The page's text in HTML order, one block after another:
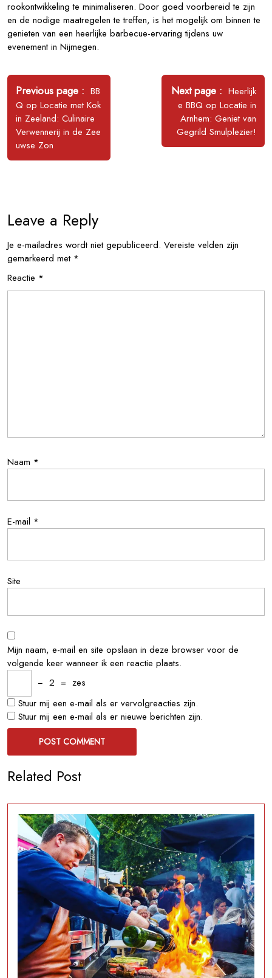
rookontwikkeling te minimaliseren. Door goed voorbereid te zijn
en de nodige maatregelen te treffen, is het mogelijk om binnen te
genieten van een heerlijke barbecue-ervaring tijdens uw
evenement in Nijmegen.
Bericht
navigatie
Previous page
Older
Posts
BB
Q op Locatie met Kok
in Zeeland: Culinaire
Verwennerij in de Zee
uwse Zon
Next page
Newer
Posts
Heerlijk
e BBQ op Locatie in
Arnhem: Geniet van
Gegrild Smulplezier!
Leave a Reply
Je e-mailadres wordt niet gepubliceerd. Vereiste velden zijn
gemarkeerd met *
Reactie *
Naam *
E-mail *
Site
Mijn naam, e-mail en site opslaan in deze browser voor de
volgende keer wanneer ik een reactie plaats.
− 2 = zes
Stuur mij een e-mail als er vervolgreacties zijn.
Stuur mij een e-mail als er nieuwe berichten zijn.
Related Post